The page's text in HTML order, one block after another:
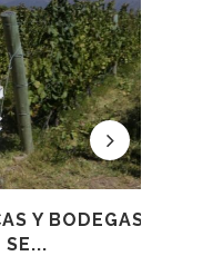
Y BODEGAS
SE...